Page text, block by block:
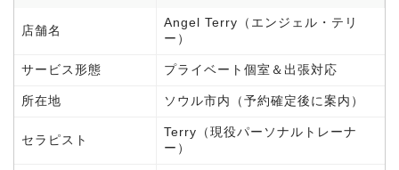
店舗名
Angel Terry（エンジェル・テリ
ー）
サービス形態 プライベート個室＆出張対応
所在地 ソウル市内（予約確定後に案内）
セラピスト
Terry（現役パーソナルトレーナ
ー）